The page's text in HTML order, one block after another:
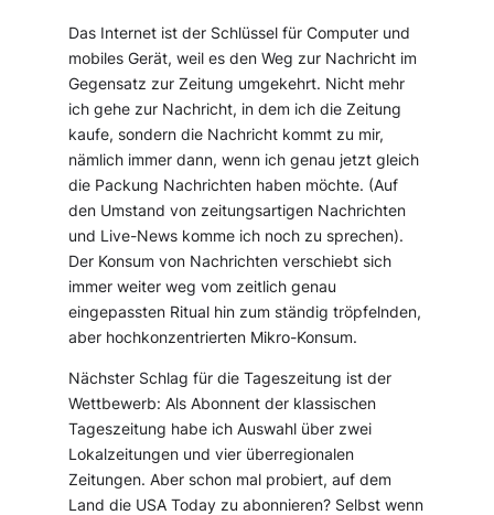
Das Internet ist der Schlüssel für Computer und
mobiles Gerät, weil es den Weg zur Nachricht im
Gegensatz zur Zeitung umgekehrt. Nicht mehr
ich gehe zur Nachricht, in dem ich die Zeitung
kaufe, sondern die Nachricht kommt zu mir,
nämlich immer dann, wenn ich genau jetzt gleich
die Packung Nachrichten haben möchte. (Auf
den Umstand von zeitungsartigen Nachrichten
und Live-News komme ich noch zu sprechen).
Der Konsum von Nachrichten verschiebt sich
immer weiter weg vom zeitlich genau
eingepassten Ritual hin zum ständig tröpfelnden,
aber hochkonzentrierten Mikro-Konsum.
Nächster Schlag für die Tageszeitung ist der
Wettbewerb: Als Abonnent der klassischen
Tageszeitung habe ich Auswahl über zwei
Lokalzeitungen und vier überregionalen
Zeitungen. Aber schon mal probiert, auf dem
Land die USA Today zu abonnieren? Selbst wenn